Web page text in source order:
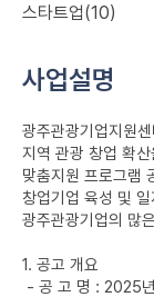
스타트업(10)
사업설명
광주관광기업지원
지역 관광 창업 확
맞춤지원 프로그램
창업기업 육성 및
광주관광기업의 많
1. 공고 개요
- 공 고 명 : 2025